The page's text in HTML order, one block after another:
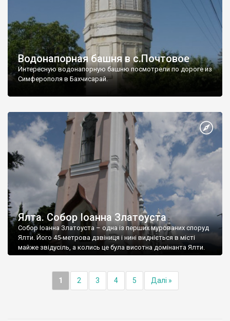
Водонапорная башня в с.Почтовое
Интересную водонапорную башню посмотрели по дороге из
Симферополя в Бахчисарай.
Ялта. Собор Іоанна Златоуста
Собор Іоанна Златоуста – одна із перших мурованих споруд
Ялти. Його 45-метрова дзвіниця і нині видніється в місті
майже звідусіль, а колись це була висотна домінанта Ялти.
1 2 3 4 5 Далі »